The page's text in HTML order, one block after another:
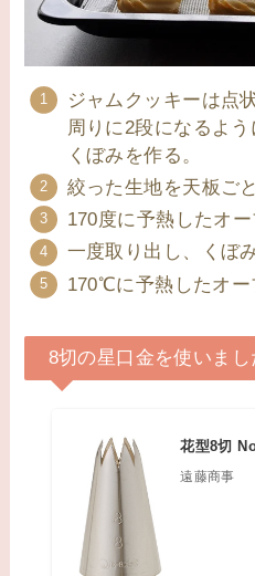
ジャムクッキーは点
周りに2段になるよ
くぼみを作る。
絞った生地を天板ご
170度に予熱したオー
一度取り出し、くぼ
170℃に予熱したオー
8切の星口金を使いまし
花型8切
遠藤商事